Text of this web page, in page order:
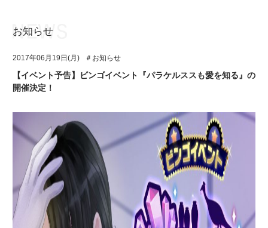
ユニット&キャラクター
アプリゲーム
イベント・キャンペーン
ミュージック
グッズ・本
ギャラリー
アイ★チュウとは
ユニット&キャラクター
アプリゲーム
イベント・キャンペーン
ミュージック
グッズ・本
お知らせ
2017年06月19日(月) ＃お知らせ
【イベント予告】ビンゴイベント『パラケルススも愛を知る』の
開催決定！